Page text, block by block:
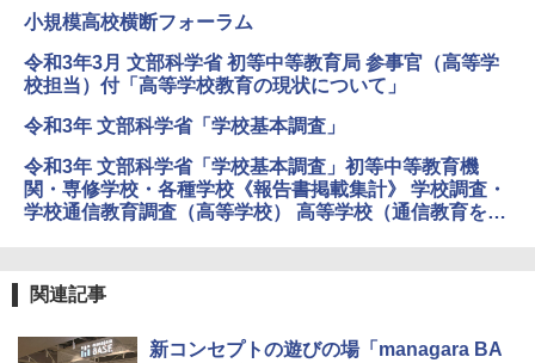
4
つかめ！理科ダマン 12 最強ロボット決
戦！編
￥1,320
5
みんな大好き！ ヤマザキパン シールBO
OK（重版：10月上旬発送） (TJMOOK)
4
エンジニアリングキット小さなカート -
クリエイティブトイビルド、シンプルな
メカニックキット|子供向けの可動部品、
ホリデープロジェクト、ギフトイベン
カバリーを備えたインタラクティブサイ
￥849
5
小規模高校横断フォーラム
令和3年3月 文部科学省 初等中等教育局 参事官（高等学
校担当）付「高等学校教育の現状について」
令和3年 文部科学省「学校基本調査」
令和3年 文部科学省「学校基本調査」初等中等教育機
関・専修学校・各種学校《報告書掲載集計》 学校調査・
学校通信教育調査（高等学校） 高等学校（通信教育を含
関連記事
新コンセプトの遊びの場「managara BA